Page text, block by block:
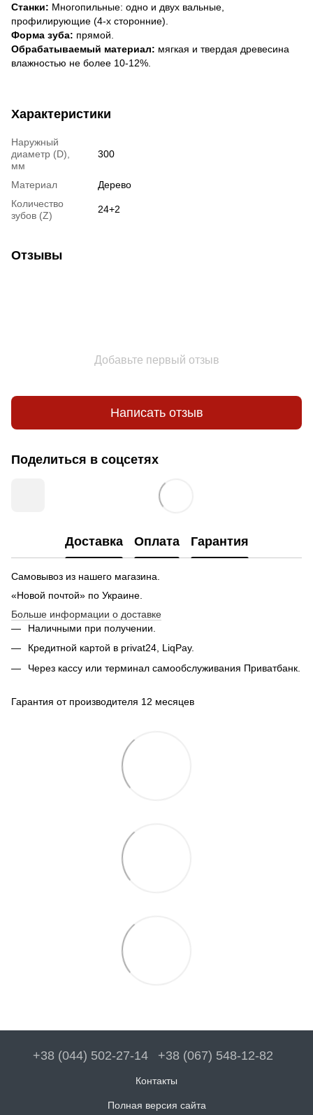
Станки: Многопильные: одно и двух вальные,
профилирующие (4-х сторонние).
Форма зуба: прямой.
Обрабатываемый материал: мягкая и твердая древесина
влажностью не более 10-12%.
Характеристики
Наружный
диаметр (D),
мм
300
Материал
Дерево
Количество
зубов (Z)
24+2
Отзывы
Добавьте первый отзыв
Написать отзыв
Поделиться в соцсетях
Доставка Оплата Гарантия
Самовывоз из нашего магазина.
«Новой почтой» по Украине.
Больше информации о доставке
Наличными при получении.
Кредитной картой в privat24, LiqPay.
Через кассу или терминал самообслуживания Приватбанк.
Гарантия от производителя 12 месяцев
+38 (044) 502-27-14 +38 (067) 548-12-82
Контакты
Полная версия сайта